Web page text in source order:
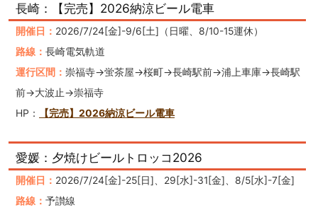
長崎：【完売】2026納涼ビール電車
開催日： 2026/7/24[金]-9/6[土]（日曜、8/10-15運休）
路線： 長崎電気軌道
運行区間： 崇福寺→蛍茶屋→桜町→長崎駅前→浦上車庫→長崎駅
前→大波止→崇福寺
HP：
【完売】2026納涼ビール電車
愛媛：夕焼けビールトロッコ2026
開催日： 2026/7/24[金]-25[日]、29[水]-31[金]、8/5[水]-7[金]
路線： 予讃線